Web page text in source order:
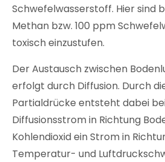
Schwefelwasserstoff. Hier sind
Methan bzw. 100 ppm
toxisch einzustufen.
Der Austausch zwischen
erfolgt durch Diffusion. Durch
Partialdrücke entsteht dabei
Diffusionsstrom in Richtung
Kohlendioxid ein Strom in
Temperatur- und